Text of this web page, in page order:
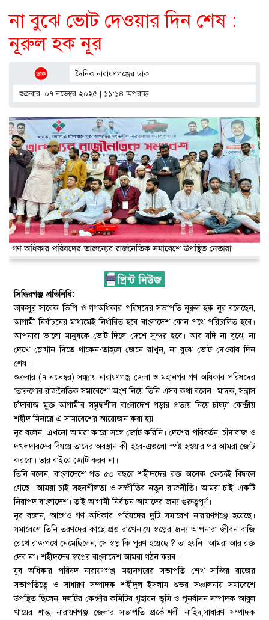
না বুঝে ভোট দেওয়ার দিন শেষ :
নূরুল হক নূর
দৈনিক নারায়ণগঞ্জের ডাক
শুক্রবার, ০৭ নভেম্বর ২০২৫ | ১১:১৪ অপরাহ্ণ
সিদ্ধিরগঞ্জ প্রতিনিধি:
ডাকসুর সাবেক ভিপি ও গণঅধিকার পরিষদের সভাপতি নূরুল হক নূর বলেছেন,
আগামী নির্বাচনের মাধ্যমেই নির্ধারিত হবে বাংলাদেশ কোন পথে পরিচালিত হবে।
আপনারা ভালো মানুষকে ভোট দিলে দেশে সুন্দর হবে। আর যদি না বুঝে, না
দেখে স্লোগান দিতে থাকেন-তাহলে জেনে রাখুন, না বুঝে ভোট দেওয়ার দিন
শেষ।
শুক্রবার (৭ নভেম্বর) সন্ধ্যায় নারায়ণগঞ্জ জেলা ও মহানগর গণ অধিকার পরিষদের
‘তারুণ্যের রাজনৈতিক সমাবেশে’ অংশ নিয়ে তিনি এসব কথা বলেন। মাদক, সন্ত্রাস
চাঁদাবাজ মুক্ত আগামীর সমৃদ্ধশীল বাংলাদেশ পড়ার প্রত্যয় নিয়ে চাষঢ়া কেন্দ্রীয়
শহীদ মিনারে এ সামাবেশের আয়োজন করা হয়।
নূর বলেন, এখনো আমরা কারো সঙ্গে জোট করিনি। দেশের পরিবর্তন, চাঁদাবাজ ও
দখলদারদের বিষয়ে তাদের অবস্থান কী হবে-এগুলো স্পষ্ট হওয়ার পর আমরা জোট
করবো। তার বাইরে জোট করব না।
তিনি বলেন, বাংলাদেশে গত ৫০ বছরে শহীদদের রক্ত অনেক ক্ষেত্রেই বিফলে
গেছে। আমরা চাই সহনশীলতা ও সম্প্রীতির নতুন রাজনীতি। আমরা চাই একটি
নিরাপদ বাংলাদেশ। তাই আগামী নির্বাচন আমাদের জন্য গুরুত্বপূর্ণ।
নূর বলেন, আগেও গণ অধিকার পরিষদের দুটি সমাবেশ নারায়ণগঞ্জে হয়েছে।
সমাবেশে তিনি তরণদের কাছে প্রশ্ন রাখেন,যে স্বপ্নের জন্য আপনারা জীবন বাজি
রেখে রাজপথে নেমেছিলেন, সে স্বপ্ন কি পূরণ হয়েছে ? তা হয়নি। আমরা আর রক্ত
দেব না। শহীদদের স্বপ্নের বাংলাদেশ আমরা গঠন করব।
যুব অধিকার পরিষদ নারায়ণগঞ্জ মহানগরের সভাপতি শেখ সাব্বির রাজের
সভাপতিত্বে ও সাধারণ সম্পাদক শহীদুল ইসলাম শুভর সঞ্চালনায় সমাবেশে
উপস্থিত ছিলেন, দলটির কেন্দ্রীয় কমিটির গৃহায়ন ভূমি ও পূনর্বাসন সম্পাদক আবুল
খায়ের শান্ত, নারায়ণগঞ্জ জেলার সভাপতি প্রকৌশলী নাহিদ,সাধারণ সম্পাদক